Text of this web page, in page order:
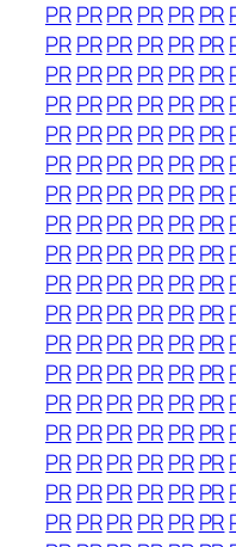
PRPRPRPRPR PR
PRPRPRPRPR PR
PRPRPRPRPR PR
PRPRPRPRPR PR
PRPRPRPRPR PR
PRPRPRPRPR PR
PRPRPRPRPR PR
PRPRPRPRPR PR
PRPRPRPRPR PR
PRPRPRPRPR PR
PRPRPRPRPR PR
PRPRPRPRPR PR
PRPRPRPRPR PR
PRPRPRPRPR PR
PRPRPRPRPR PR
PRPRPRPRPR PR
PRPRPRPRPR PR
PRPRPRPRPR PR